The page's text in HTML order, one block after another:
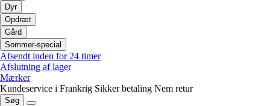
Dyr
Opdræt
Gård
Sommer-special
Afsendt inden for 24 timer
Afslutning af lager
Mærker
Kundeservice i Frankrig Sikker betaling Nem retur
Søg